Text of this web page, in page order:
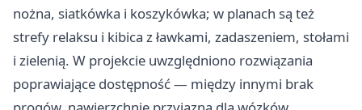
nożna, siatkówka i koszykówka; w planach są też
strefy relaksu i kibica z ławkami, zadaszeniem, stołami
i zielenią. W projekcie uwzględniono rozwiązania
poprawiające dostępność — między innymi brak